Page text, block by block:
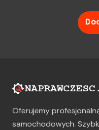
Oferujemy
samochodowych.